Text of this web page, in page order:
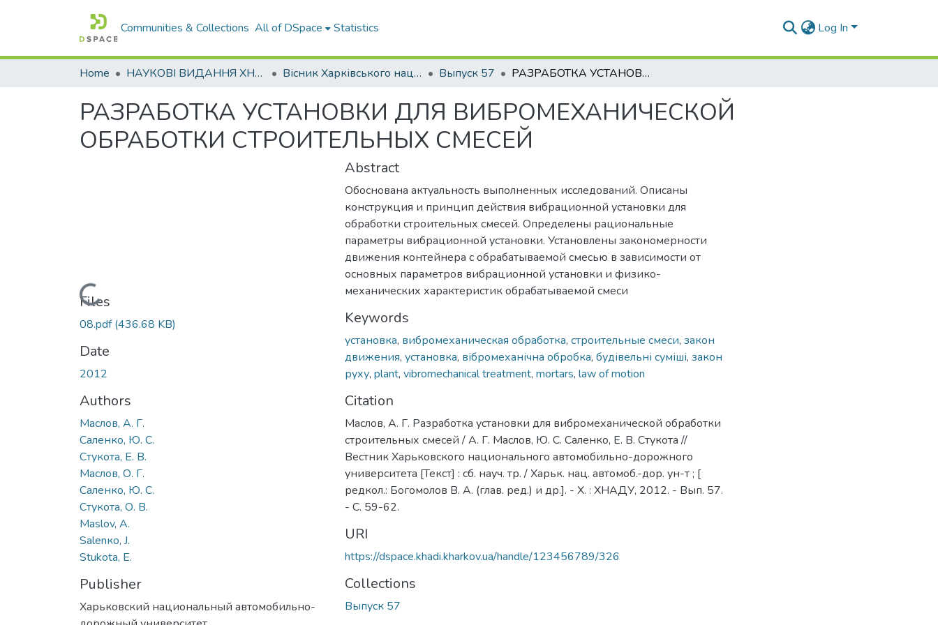
Communities & Collections All of DSpace Statistics Log In
Home НАУКОВІ ВИДАННЯ ХНАДУ Вісник Харківського національного автомобільно-дорожнього університету / Вестник Харьковского национального автомобильно-дорожного университета Выпуск 57 РАЗРАБОТКА УСТАНОВКИ ДЛЯ ВИБРОМЕХАНИЧЕСКОЙ ОБРАБОТКИ СТРОИТЕЛЬНЫХ СМЕСЕЙ
РАЗРАБОТКА УСТАНОВКИ ДЛЯ ВИБРОМЕХАНИЧЕСКОЙ
ОБРАБОТКИ СТРОИТЕЛЬНЫХ СМЕСЕЙ
Loading...
Files
08.pdf(436.68 KB)
Date
2012
Authors
Маслов, А. Г.
Саленко, Ю. С.
Стукота, Е. В.
Маслов, О. Г.
Саленко, Ю. С.
Стукота, О. В.
Маslov, A.
Sаlеnко, J.
Stukota, Е.
Publisher
Харьковский национальный автомобильно-
Abstract
Обоснована актуальность выполненных исследований. Описаны
конструкция и принцип действия вибрационной установки для
обработки строительных смесей. Определены рациональные
параметры вибрационной установки. Установлены закономерности
движения контейнера с обрабатываемой смесью в зависимости от
основных параметров вибрационной установки и физико-
механических характеристик обрабатываемой смеси
Keywords
установка, вибромеханическая обработка, строительные смеси, закон
движения, установка, вібромеханічна обробка, будівельні суміші, закон
руху, plant, vibromechanical treatment, mortars, law of motion
Citation
Маслов, А. Г. Разработка установки для вибромеханической обработки
строительных смесей / А. Г. Маслов, Ю. С. Саленко, Е. В. Стукота //
Вестник Харьковского национального автомобильно-дорожного
университета [Текст] : сб. науч. тр. / Харьк. нац. автомоб.-дор. ун-т ; [
редкол.: Богомолов В. А. (глав. ред.) и др.]. - Х. : ХНАДУ, 2012. - Вып. 57.
- C. 59-62.
URI
https://dspace.khadi.kharkov.ua/handle/123456789/326
Collections
Выпуск 57